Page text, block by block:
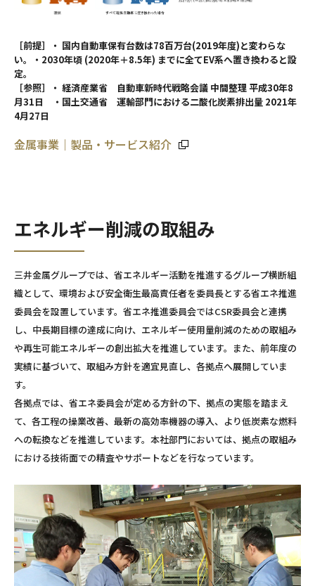
［前提］・ 国内自動車保有台数は78百万台(2019年度)と変わらな
い。・2030年頃 (2020年＋8.5年) までに全てEV系へ置き換わると設
定。
［参照］・ 経済産業省 自動車新時代戦略会議 中間整理 平成30年8
月31日 ・国土交通省 運輸部門における二酸化炭素排出量 2021年
4月27日
金属事業｜製品・サービス紹介
エネルギー削減の取組み
三井金属グループでは、省エネルギー活動を推進するグループ横断組
織として、環境および安全衛生最高責任者を委員長とする省エネ推進
委員会を設置しています。省エネ推進委員会ではCSR委員会と連携
し、中長期目標の達成に向け、エネルギー使用量削減のための取組み
や再生可能エネルギーの創出拡大を推進しています。また、前年度の
実績に基づいて、取組み方針を適宜見直し、各拠点へ展開していま
す。
各拠点では、省エネ委員会が定める方針の下、拠点の実態を踏まえ
て、各工程の操業改善、最新の高効率機器の導入、より低炭素な燃料
への転換などを推進しています。本社部門においては、拠点の取組み
における技術面での精査やサポートなどを行なっています。